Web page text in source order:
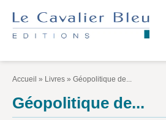
Arts et culture
Accueil » Livres » Géopolitique de...
Géopolitique de...